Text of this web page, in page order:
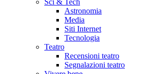
Sci & Tech
Astronomia
Media
Siti Internet
Tecnologia
Teatro
Recensioni teatro
Segnalazioni teatro